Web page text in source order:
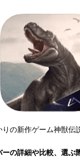
の新作ゲーム神獣伝説
の詳細や比較、選ぶ